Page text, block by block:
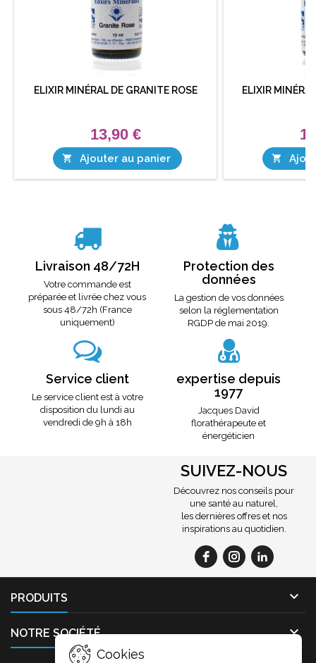
ELIXIR MINÉRAL DE GRANITE ROSE
13,90 €
 Ajouter au panier
ELIXIR

Livraison 48/72H
Votre commande est
préparée et livrée chez vous
sous 48/72h (France
uniquement)
Protection des
données
La gestion de vos données
selon la réglementation
RGDP de mai 2019.
Service client
Le service client est à votre
disposition du lundi au
vendredi de 9h à 18h
expertise depuis
1977
Jacques David
florathérapeute et
énergéticien
SUIVEZ-NOUS
Découvrez nos conseils pour
une santé au naturel,
les dernières offres et nos
inspirations au quotidien.
PRODUITS 
NOTRE SOCIÉTÉ 
Cookies